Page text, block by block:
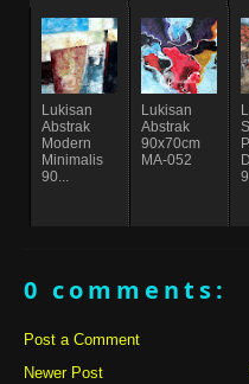
Lukisan
Abstrak
Modern
Minimalis
90...
Lukisan
Abstrak
90x70cm
MA-052
0 comments:
Post a Comment
Newer Post